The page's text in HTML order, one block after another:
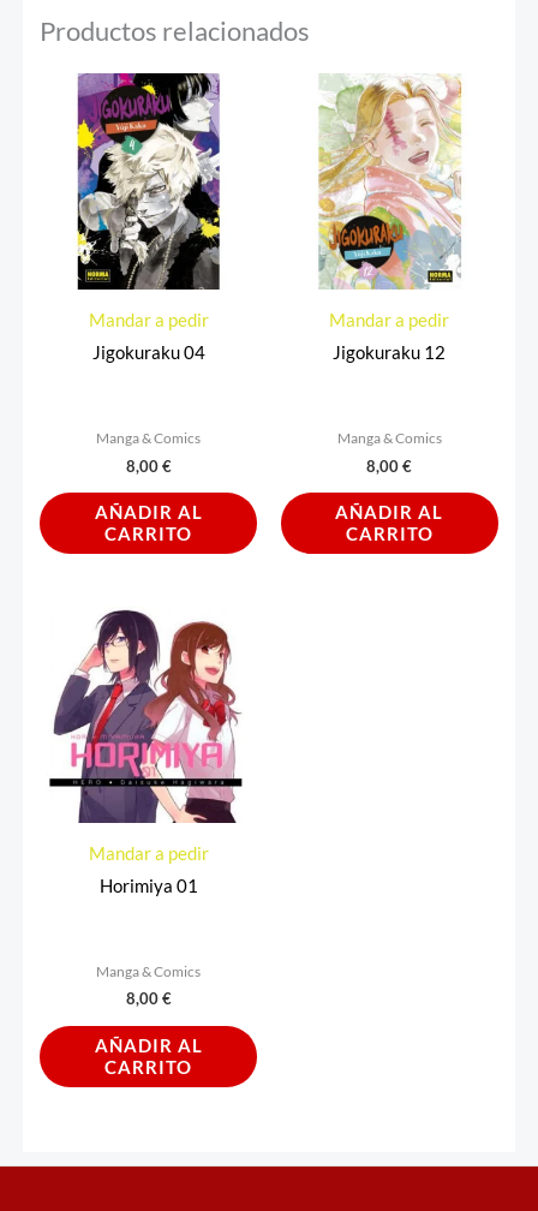
Productos relacionados
Mandar a pedir
Jigokuraku 04
Manga & Comics
8,00€
AÑADIR AL
CARRITO
Mandar a pedir
Jigokuraku 12
Manga & Comics
8,00€
AÑADIR AL
CARRITO
Mandar a pedir
Horimiya 01
Manga & Comics
8,00€
AÑADIR AL
CARRITO